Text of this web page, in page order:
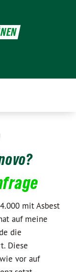
mit Asbest
auf meine
die
Diese
vor auf